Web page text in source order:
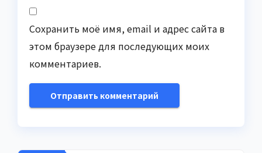
Сохранить моё имя, email и адрес сайта в
этом браузере для последующих моих
комментариев.